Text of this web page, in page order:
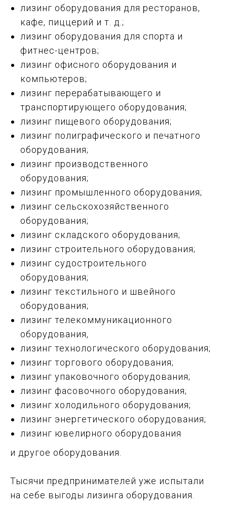
лизинг оборудования для ресторанов,
кафе, пиццерий и т. д.;
лизинг оборудования для спорта и
фитнес-центров;
лизинг офисного оборудования и
компьютеров;
лизинг перерабатывающего и
транспортирующего оборудования;
лизинг пищевого оборудования;
лизинг полиграфического и печатного
оборудования;
лизинг производственного
оборудования;
лизинг промышленного оборудования;
лизинг сельскохозяйственного
оборудования;
лизинг складского оборудования;
лизинг строительного оборудования;
лизинг судостроительного
оборудования;
лизинг текстильного и швейного
оборудования;
лизинг телекоммуникационного
оборудования,
лизинг технологического оборудования;
лизинг торгового оборудования;
лизинг упаковочного оборудования;
лизинг фасовочного оборудования;
лизинг холодильного оборудования;
лизинг энергетического оборудования;
лизинг ювелирного оборудования
и другое оборудования.
Тысячи предпринимателей уже испытали
на себе выгоды лизинга оборудования.